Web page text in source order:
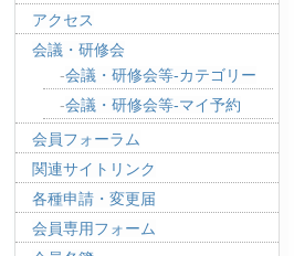
アクセス
会議・研修会
会議・研修会等-カテゴリー
会議・研修会等-マイ予約
会員フォーラム
関連サイトリンク
各種申請・変更届
会員専用フォーム